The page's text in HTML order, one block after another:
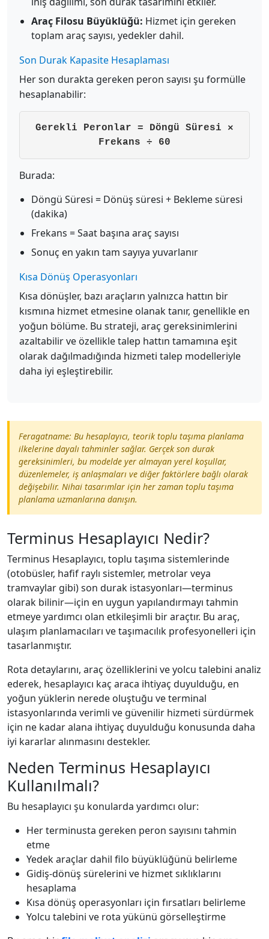
Araç Filosu Büyüklüğü: Hizmet için gereken
toplam araç sayısı, yedekler dahil.
Son Durak Kapasite Hesaplaması
Her son durakta gereken peron sayısı şu formülle
hesaplanabilir:
Gerekli Peronlar = Döngü Süresi ×
Frekans ÷ 60
Burada:
Döngü Süresi = Dönüş süresi + Bekleme süresi
(dakika)
Frekans = Saat başına araç sayısı
Sonuç en yakın tam sayıya yuvarlanır
Kısa Dönüş Operasyonları
Kısa dönüşler, bazı araçların yalnızca hattın bir
kısmına hizmet etmesine olanak tanır, genellikle en
yoğun bölüme. Bu strateji, araç gereksinimlerini
azaltabilir ve özellikle talep hattın tamamına eşit
olarak dağılmadığında hizmeti talep modelleriyle
daha iyi eşleştirebilir.
Feragatname: Bu hesaplayıcı, teorik toplu taşıma planlama
ilkelerine dayalı tahminler sağlar. Gerçek son durak
gereksinimleri, bu modelde yer almayan yerel koşullar,
düzenlemeler, iş anlaşmaları ve diğer faktörlere bağlı olarak
değişebilir. Nihai tasarımlar için her zaman toplu taşıma
planlama uzmanlarına danışın.
Terminus Hesaplayıcı Nedir?
Terminus Hesaplayıcı, toplu taşıma sistemlerinde
(otobüsler, hafif raylı sistemler, metrolar veya
tramvaylar gibi) son durak istasyonları—terminus
olarak bilinir—için en uygun yapılandırmayı tahmin
etmeye yardımcı olan etkileşimli bir araçtır. Bu araç,
ulaşım planlamacıları ve taşımacılık profesyonelleri için
tasarlanmıştır.
Rota detaylarını, araç özelliklerini ve yolcu talebini analiz
ederek, hesaplayıcı kaç araca ihtiyaç duyulduğu, en
yoğun yüklerin nerede oluştuğu ve terminal
istasyonlarında verimli ve güvenilir hizmeti sürdürmek
için ne kadar alana ihtiyaç duyulduğu konusunda daha
iyi kararlar alınmasını destekler.
Neden Terminus Hesaplayıcı
Kullanılmalı?
Bu hesaplayıcı şu konularda yardımcı olur:
Her terminusta gereken peron sayısını tahmin
etme
Yedek araçlar dahil filo büyüklüğünü belirleme
Gidiş-dönüş sürelerini ve hizmet sıklıklarını
hesaplama
Kısa dönüş operasyonları için fırsatları belirleme
Yolcu talebini ve rota yükünü görselleştirme